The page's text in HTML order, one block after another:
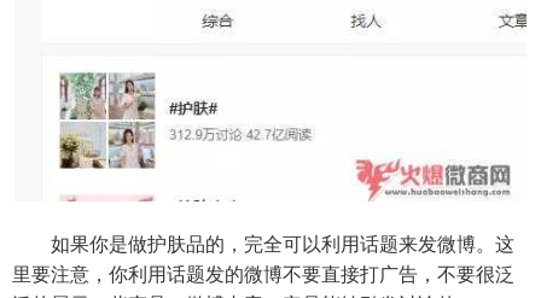
如果你是做护肤品的，完全可以利用话题来发微博。这
里要注意，你利用话题发的微博不要直接打广告，不要很泛